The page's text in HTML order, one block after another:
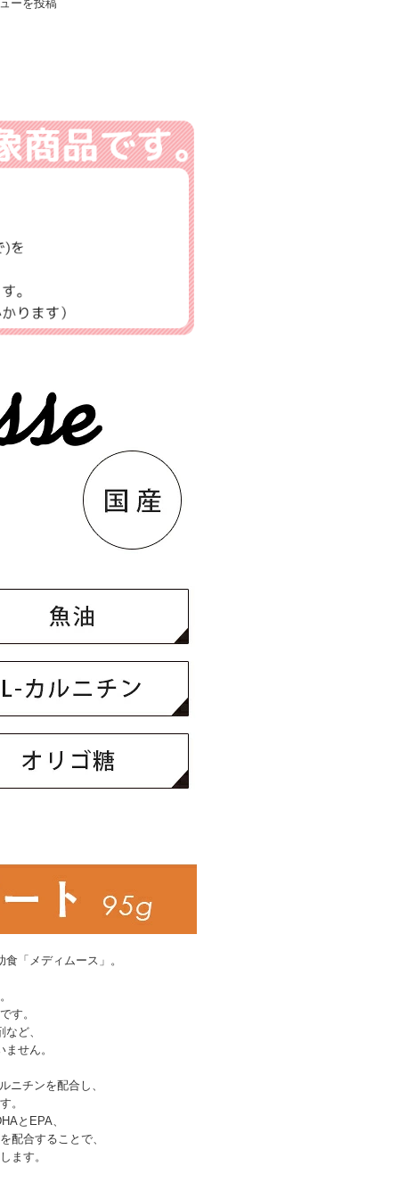
ーを投稿
「メディムース」。
す。
ど、
せん。
ニチンを配合し、
。
とEPA、
配合することで、
ます。